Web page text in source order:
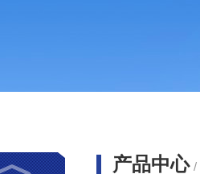
产品中心 /